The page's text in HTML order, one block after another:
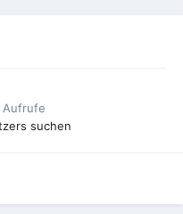
Aufrufe
suchen